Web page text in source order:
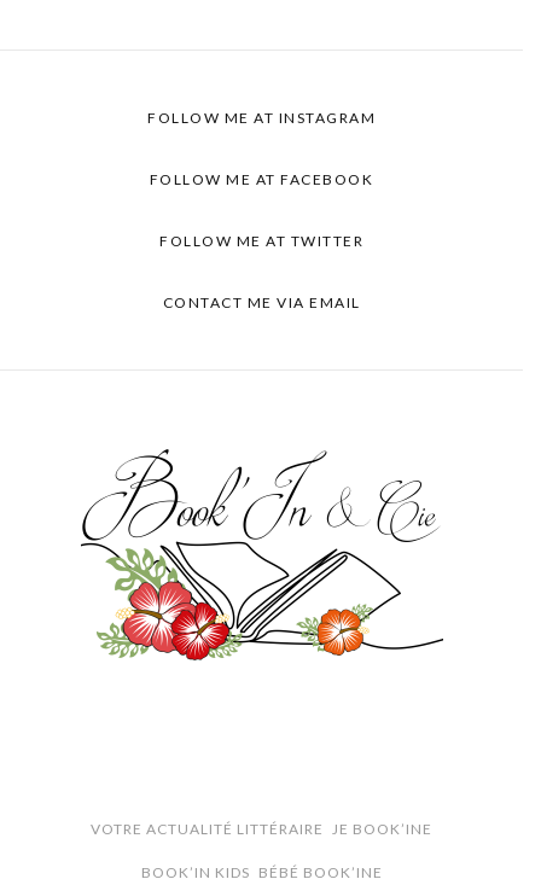
FOLLOW ME AT INSTAGRAM
FOLLOW ME AT FACEBOOK
FOLLOW ME AT TWITTER
CONTACT ME VIA EMAIL
VOTRE ACTUALITÉ LITTÉRAIRE JE BOOK’INE
BOOK’IN KIDS BÉBÉ BOOK’INE